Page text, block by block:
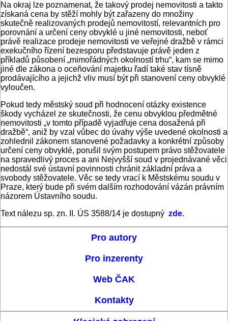
Na okraj lze poznamenat, že takový prodej nemovitosti a takto
získaná cena by stěží mohly být zařazeny do množiny
skutečně realizovaných prodejů nemovitostí, relevantních pro
porovnání a určení ceny obvyklé u jiné nemovitosti, neboť
právě realizace prodeje nemovitosti ve veřejné dražbě v rámci
exekučního řízení bezesporu představuje právě jeden z
příkladů působení „mimořádných okolností trhu“, kam se mimo
jiné dle zákona o oceňování majetku řadí také stav tísně
prodávajícího a jejichž vliv musí být při stanovení ceny obvyklé
vyloučen.
Pokud tedy městský soud při hodnocení otázky existence
škody vycházel ze skutečnosti, že cenu obvyklou předmětné
nemovitosti „v tomto případě vyjadřuje cena dosažená při
dražbě“, aniž by vzal vůbec do úvahy výše uvedené okolnosti a
zohlednil zákonem stanovené požadavky a konkrétní způsoby
určení ceny obvyklé, porušil svým postupem právo stěžovatele
na spravedlivý proces a ani Nejvyšší soud v projednávané věci
nedostál své ústavní povinnosti chránit základní práva a
svobody stěžovatele. Věc se tedy vrací k Městskému soudu v
Praze, který bude při svém dalším rozhodování vázán právním
názorem Ústavního soudu.
Text nálezu sp. zn. II. ÚS 3588/14 je dostupný zde.
Pro autory
Pro inzerenty
Web ČAK
Kontakty